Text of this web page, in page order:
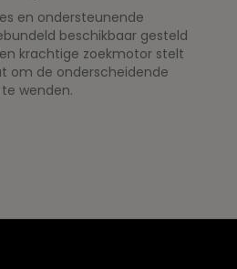
en ondersteunende
beschikbaar gesteld
krachtige zoekmotor stelt
om de onderscheidende
wenden.